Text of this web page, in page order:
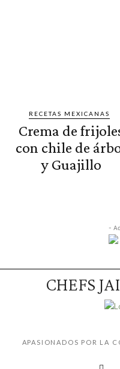
RECETAS MEXICANAS
Crema de
con chile de
y Guajillo
-
CHEFS
APASIONADOS POR LA